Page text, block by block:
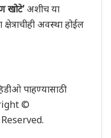
खोटे’अशीच या
क्षेत्राचीही अवस्था होईल
पाहण्यासाठी
©